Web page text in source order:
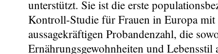
unterstützt. Sie ist die erste
Kontroll-Studie für Frauen in Europa mit
aussagekräftigen Probandenzahl, die
Ernährungsgewohnheiten und Lebensstil